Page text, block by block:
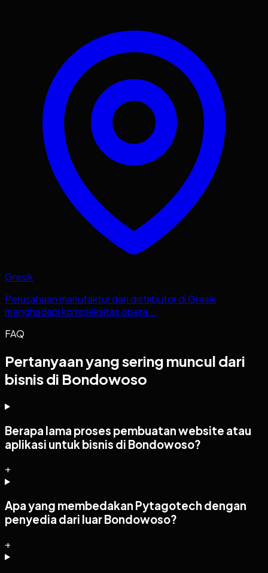
Gresik
Perusahaan manufaktur dan distributor di Gresik
menghadapi kompleksitas opera...
FAQ
Pertanyaan yang sering muncul dari
bisnis di Bondowoso
Berapa lama proses pembuatan website atau
aplikasi untuk bisnis di Bondowoso?
+
Apa yang membedakan Pytagotech dengan
penyedia dari luar Bondowoso?
+